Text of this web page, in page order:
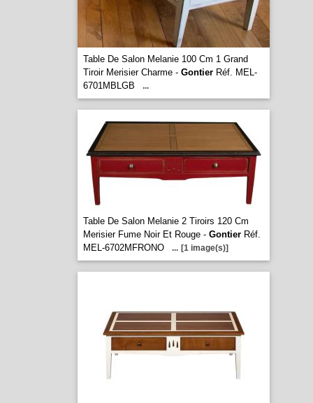
Table De Salon Melanie 100 Cm 1 Grand
Tiroir Merisier Charme - GontierRéf. MEL-
6701MBLGB
...
Table De Salon Melanie 2 Tiroirs 120 Cm
Merisier Fume Noir Et Rouge - GontierRéf.
MEL-6702MFRONO
... [1 image(s)]